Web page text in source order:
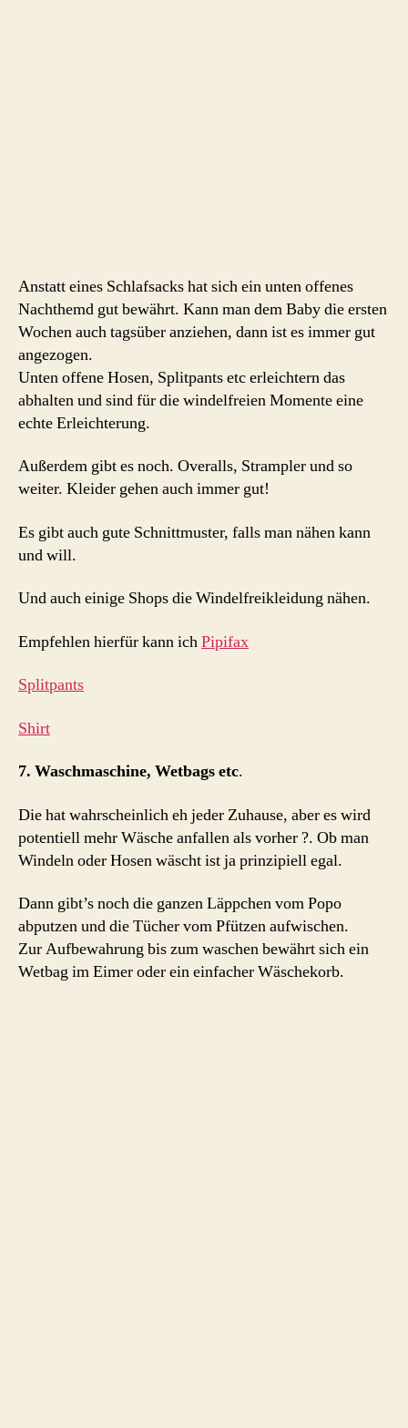
Anstatt eines Schlafsacks hat sich ein unten offenes
Nachthemd gut bewährt. Kann man dem Baby die ersten
Wochen auch tagsüber anziehen, dann ist es immer gut
angezogen.
Unten offene Hosen, Splitpants etc erleichtern das
abhalten und sind für die windelfreien Momente eine
echte Erleichterung.
Außerdem gibt es noch. Overalls, Strampler und so
weiter. Kleider gehen auch immer gut!
Es gibt auch gute Schnittmuster, falls man nähen kann
und will.
Und auch einige Shops die Windelfreikleidung nähen.
Empfehlen hierfür kann ichPipifax
Splitpants
Shirt
7. Waschmaschine, Wetbags etc.
Die hat wahrscheinlich eh jeder Zuhause, aber es wird
potentiell mehr Wäsche anfallen als vorher ?. Ob man
Windeln oder Hosen wäscht ist ja prinzipiell egal.
Dann gibt’s noch die ganzen Läppchen vom Popo
abputzen und die Tücher vom Pfützen aufwischen.
Zur Aufbewahrung bis zum waschen bewährt sich ein
Wetbag im Eimer oder ein einfacher Wäschekorb.